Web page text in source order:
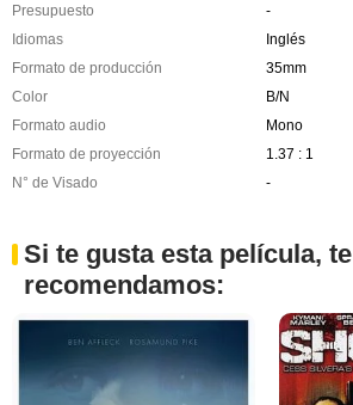
Presupuesto
-
Idiomas
Inglés
Formato de producción
35mm
Color
B/N
Formato audio
Mono
Formato de proyección
1.37 : 1
N° de Visado
-
Si te gusta esta película, te
recomendamos: